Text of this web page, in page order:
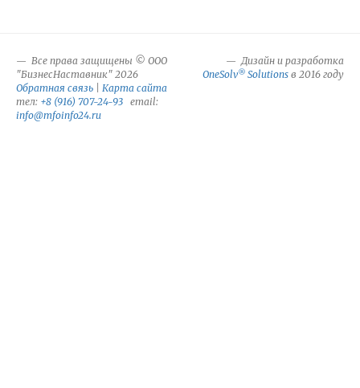
Все права защищены © ООО
"БизнесНаставник" 2026
Обратная связь
Карта сайта
тел: +8 (916) 707-24-93 email:
info@mfoinfo24.ru
Дизайн и разработка
OneSolv® Solutions в 2016 году